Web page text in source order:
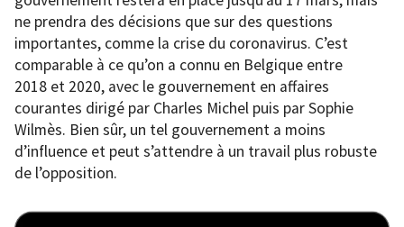
ne prendra des décisions que sur des questions
importantes, comme la crise du coronavirus. C’est
comparable à ce qu’on a connu en Belgique entre
2018 et 2020, avec le gouvernement en affaires
courantes dirigé par Charles Michel puis par Sophie
Wilmès. Bien sûr, un tel gouvernement a moins
d’influence et peut s’attendre à un travail plus robuste
de l’opposition.